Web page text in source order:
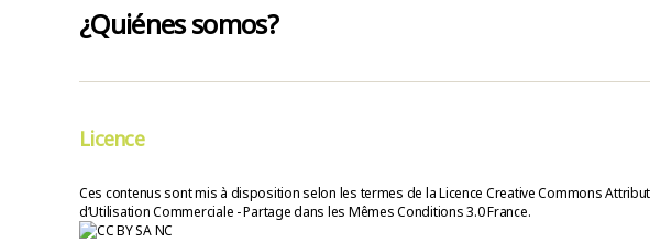
¿Quiénes somos?
Licence
Ces contenus sont mis à disposition selon les termes de la Licence Creative Commons
d’Utilisation Commerciale - Partage dans les Mêmes Conditions 3.0 France.